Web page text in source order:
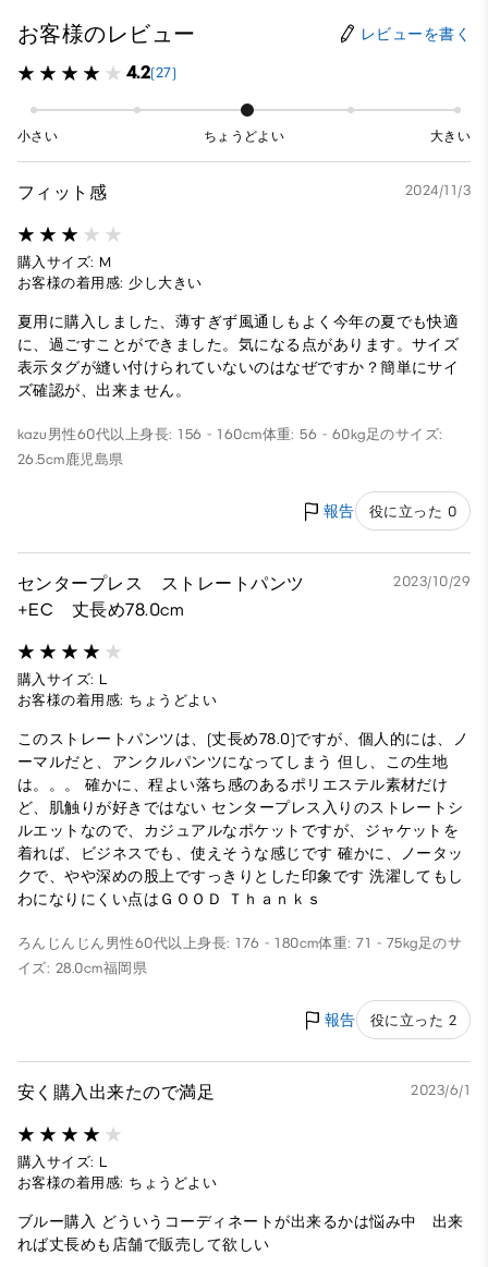
お客様のレビュー レビューを書く
4.2(27)
小さい ちょうどよい 大きい
フィット感 2024/11/3
購入サイズ: M
お客様の着用感: 少し大きい
夏用に購入しました、薄すぎず風通しもよく今年の夏でも快適
に、過ごすことができました。気になる点があります。サイズ
表示タグが縫い付けられていないのはなぜですか？簡単にサイ
ズ確認が、出来ません。
kazu 男性60代以上身長: 156 - 160cm体重: 56 - 60kg足のサイズ:
26.5cm鹿児島県
報告 役に立った 0
センタープレス ストレートパンツ
+EC 丈長め78.0cm
2023/10/29
購入サイズ: L
お客様の着用感: ちょうどよい
このストレートパンツは、(丈長め78.0)ですが、個人的には、ノ
ーマルだと、アンクルパンツになってしまう 但し、この生地
は。。。 確かに、程よい落ち感のあるポリエステル素材だけ
ど、肌触りが好きではない センタープレス入りのストレートシ
ルエットなので、カジュアルなポケットですが、ジャケットを
着れば、ビジネスでも、使えそうな感じです 確かに、ノータッ
クで、やや深めの股上ですっきりとした印象です 洗濯してもし
わになりにくい点はＧＯＯＤ Ｔｈａｎｋｓ
ろんじんじん 男性60代以上身長: 176 - 180cm体重: 71 - 75kg足のサ
イズ: 28.0cm福岡県
報告 役に立った 2
安く購入出来たので満足 2023/6/1
購入サイズ: L
お客様の着用感: ちょうどよい
ブルー購入 どういうコーディネートが出来るかは悩み中 出来
れば丈長めも店舗で販売して欲しい